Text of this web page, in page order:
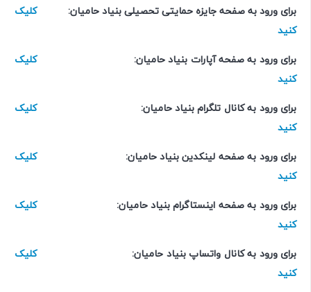
برای ورود به صفحه جایزه حمایتی تحصیلی بنیاد حامیان:کلیک
کنید
برای ورود به صفحه آپارات بنیاد حامیان:کلیک
کنید
برای ورود به کانال تلگرام بنیاد حامیان:کلیک
کنید
برای ورود به صفحه لینکدین بنیاد حامیان:کلیک
کنید
برای ورود به صفحه اینستاگرام بنیاد حامیان:کلیک
کنید
برای ورود به کانال واتساپ بنیاد حامیان:کلیک
کنید